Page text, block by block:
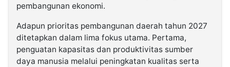
pembangunan ekonomi.
Adapun prioritas pembangunan daerah tahun 2027
ditetapkan dalam lima fokus utama. Pertama,
penguatan kapasitas dan produktivitas sumber
daya manusia melalui peningkatan kualitas serta